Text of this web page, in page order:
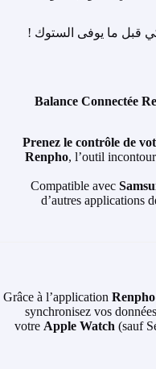
قبل ما يوفى الستوك !
Balance Connectée
Prenez le contrôle de
Renpho, l’outil
Compatible avec
d’autres applications
Grâce à l’application
synchronisez vos
votre Apple Watch (sauf